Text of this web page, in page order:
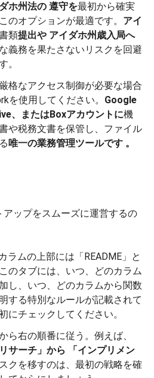
ホ州法の 遵守を最初から確実
のオプションが最適です。 アイ
類提出や アイダホ州歳入局へ
義務を果たさないリスクを回避
。
厳格なアクセス制御が必要な場合
を使用してください。 Google
、またはBoxアカウントに機
や税務文書を保管し、ファイル
唯一の業務管理ツールです 。
ップをスムーズに運営するの
ラムの上部には「README」と
のタブには、いつ、どのカラム
し、いつ、どのカラムから関数
する特別なルールが記載されて
にチェックしてください。
ら右の順番に従う。例えば、
サーチ」から
「インプリメン
クを移すのは、最初の戦略を確